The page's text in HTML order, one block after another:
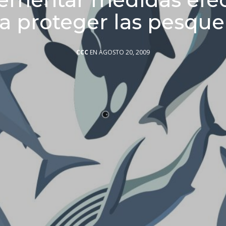
proteger las
CCC EN AGOSTO 20, 2009